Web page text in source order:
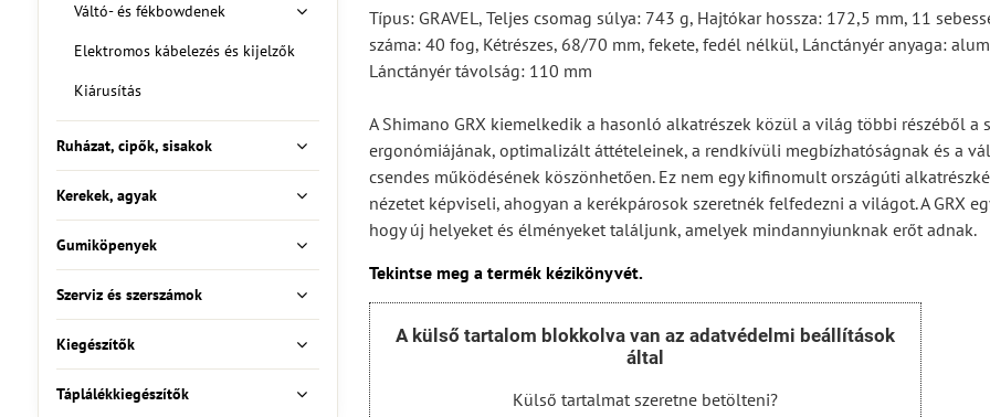
Típus: GRAVEL, Teljes csomag súlya: 743 g, Hajtókar hossza: 172,5 mm, 11
száma: 40 fog, Kétrészes, 68/70 mm, fekete, fedél nélkül, Lánctányér anyaga:
Lánctányér távolság: 110 mm
A Shimano GRX kiemelkedik a hasonló alkatrészek közül a világ többi részéből a
ergonómiájának, optimalizált áttételeinek, a rendkívüli megbízhatóságnak és a
csendes működésének köszönhetően. Ez nem egy kifinomult országúti
nézetet képviseli, ahogyan a kerékpárosok szeretnék felfedezni a világot. A GRX
hogy új helyeket és élményeket találjunk, amelyek mindannyiunknak erőt adnak.
Tekintse meg a termék kézikönyvét.
A külső tartalom blokkolva van az adatvédelmi beállítások
által
Külső tartalmat szeretne betölteni?
Váltó- és fékbowdenek
Elektromos kábelezés és kijelzők
Kiárusítás
Ruházat, cipők, sisakok
Kerekek, agyak
Gumiköpenyek
Szerviz és szerszámok
Kiegészítők
Táplálékkiegészítők